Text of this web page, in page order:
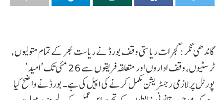
گاندھی نگر: گجرات ریاستی وقف بورڈ نے ریاست بھر کے تمام متولیوں،
ٹرسٹیوں، وقف اداروں اور متعلقہ فریقوں سے 26 مئی تک ’امید‘
پورٹل پر لازمی رجسٹریشن مکمل کرنے کی اپیل کی ہے۔ بورڈ نے واضح کیا